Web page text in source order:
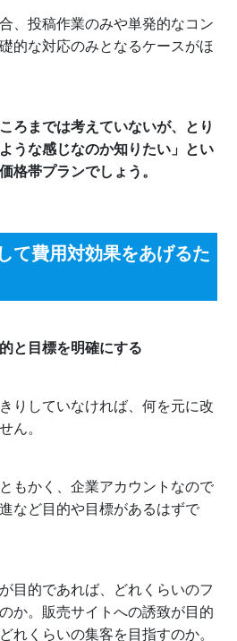
、投稿作業のみや単発的なコン
的な対応のみとなるケースがほ
ろまでは考えていないが、とり
うな感じなのか知りたい」とい
格帯プランでしょう。
て費用対効果をあげるた
と目標を明確にする
りしていなければ、何を元に改
ん。
もかく、企業アカウントなので
など目的や目標があるはずで
目的であれば、どれくらいのフ
か。販売サイトへの誘致が目的
れくらいの集客を目指すのか。